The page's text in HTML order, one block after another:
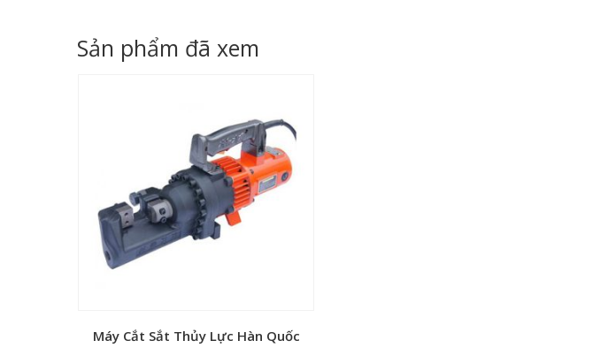
7,500,000₫.
Sản phẩm đã xem
Máy Cắt Sắt Thủy Lực Hàn Quốc